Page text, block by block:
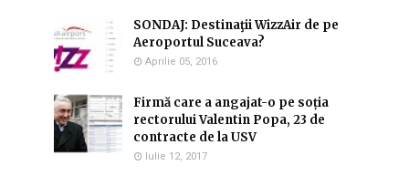
SONDAJ: Destinaţii WizzAir de pe
Aeroportul Suceava?
Aprilie 05, 2016
Firmă care a angajat-o pe soția
rectorului Valentin Popa, 23 de
contracte de la USV
Iulie 12, 2017